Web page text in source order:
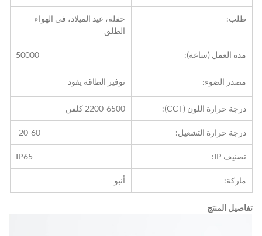
طلب:
حفلة، عيد الميلاد، في الهواء
الطلق
مدة العمل (ساعة): 50000
مصدر الضوء: توفير الطاقة يقود
درجة حرارة اللون (CCT): 2200-6500 كلفن
درجة حرارة التشغيل: -20-60
تصنيف IP: IP65
ماركة: أنبو
تفاصيل المنتج